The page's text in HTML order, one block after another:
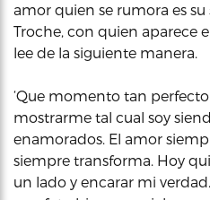
amor quien se rumora es
Troche, con quien aparece
lee de la siguiente manera.
‘Que momento tan
mostrarme tal cual soy
enamorados. El amor
siempre transforma. Hoy
un lado y encarar mi